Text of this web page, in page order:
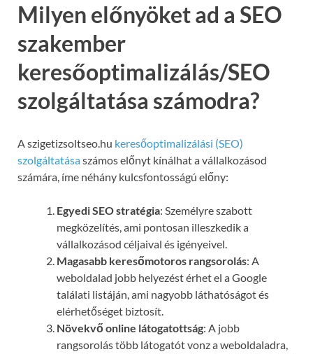
Milyen előnyöket ad a SEO
szakember
keresőoptimalizálás/SEO
szolgáltatása számodra?
A szigetizsoltseo.hu keresőoptimalizálási (SEO)
szolgáltatásaszámos előnyt kínálhat a vállalkozásod
számára, íme néhány kulcsfontosságú előny:
Egyedi SEO stratégia: Személyre szabott
megközelítés, ami pontosan illeszkedik a
vállalkozásod céljaival és igényeivel.
Magasabb keresőmotoros rangsorolás: A
weboldalad jobb helyezést érhet el a Google
találati listáján, ami nagyobb láthatóságot és
elérhetőséget biztosít.
Növekvő online látogatottság: A jobb
rangsorolás több látogatót vonz a weboldaladra,